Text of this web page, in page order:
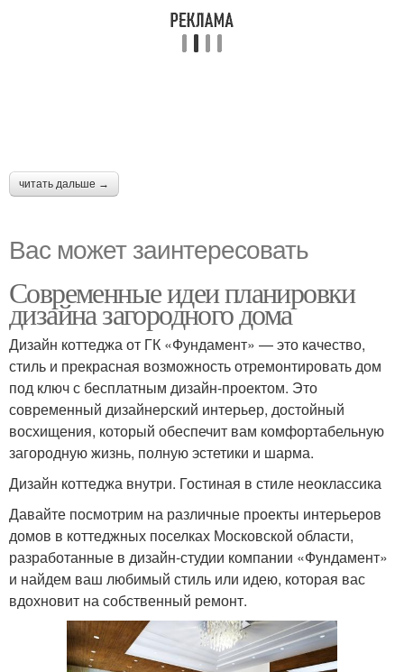
читать дальше →
Вас может заинтересовать
Современные идеи планировки
дизайна загородного дома
Дизайн коттеджа от ГК «Фундамент» — это качество,
стиль и прекрасная возможность отремонтировать дом
под ключ с бесплатным дизайн-проектом. Это
современный дизайнерский интерьер, достойный
восхищения, который обеспечит вам комфортабельную
загородную жизнь, полную эстетики и шарма.
Дизайн коттеджа внутри. Гостиная в стиле неоклассика
Давайте посмотрим на различные проекты интерьеров
домов в коттеджных поселках Московской области,
разработанные в дизайн-студии компании «Фундамент»
и найдем ваш любимый стиль или идею, которая вас
вдохновит на собственный ремонт.